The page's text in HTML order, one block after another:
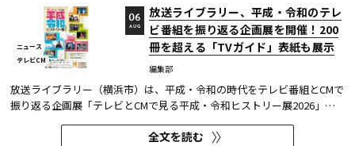
ニュース
テレビCM
放送ライブラリー、平成・令和のテレ
ビ番組を振り返る企画展を開催！200
冊を超える「TVガイド」表紙も展示
編集部
06
AUG
放送ライブラリー（横浜市）は、平成・令和の時代をテレビ番組とCMで
振り返る企画展「テレビとCMで見る平成・令和ヒストリー展2026」を8
月7日～9月27日に開催する。
全文を読む